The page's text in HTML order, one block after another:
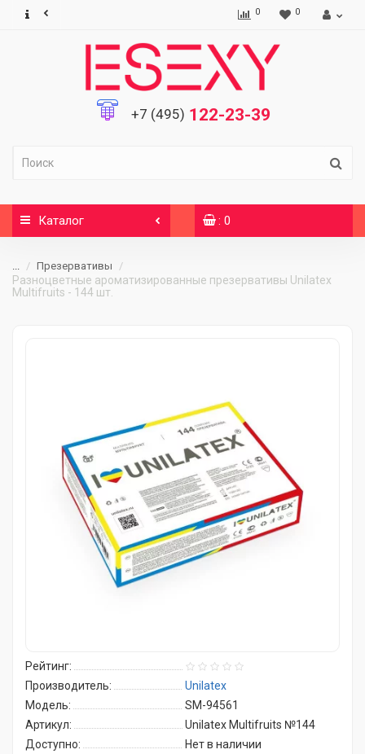
0 0
+7 (495) 122-23-39
Каталог : 0
... Презервативы
Разноцветные ароматизированные презервативы Unilatex
Multifruits - 144 шт.
Рейтинг:
Производитель:
Unilatex
Модель:
SM-94561
Артикул:
Unilatex Multifruits №144
Доступно:
Нет в наличии